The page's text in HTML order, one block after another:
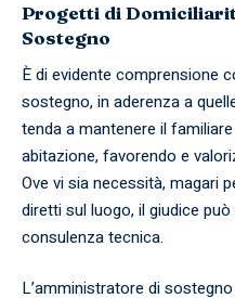
Progetti di
Sostegno
È di evidente comprensione
sostegno, in aderenza a
tenda a mantenere il
abitazione, favorendo e
Ove vi sia necessità, magari
diretti sul luogo, il giudice
consulenza tecnica.
L’amministratore di